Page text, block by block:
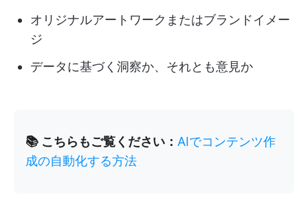
オリジナルアートワークまたはブランドイメー
ジ
データに基づく洞察か、それとも意見か
📚 こちらもご覧ください： AIでコンテンツ作
成の自動化する方法